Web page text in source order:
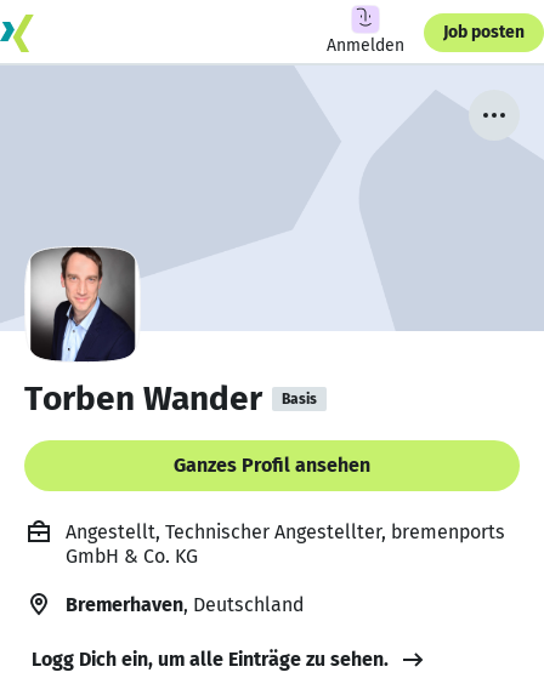
Anmelden
Job posten
Torben Wander Basis
Ganzes Profil ansehen
Angestellt, Technischer Angestellter, bremenports
GmbH & Co. KG
Bremerhaven, Deutschland
Logg Dich ein, um alle Einträge zu sehen.